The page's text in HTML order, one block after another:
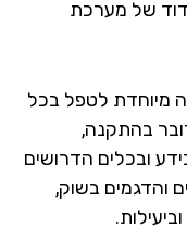
מערכת
לטפל בכל
בהתקנה,
הדרושים
בשוק,